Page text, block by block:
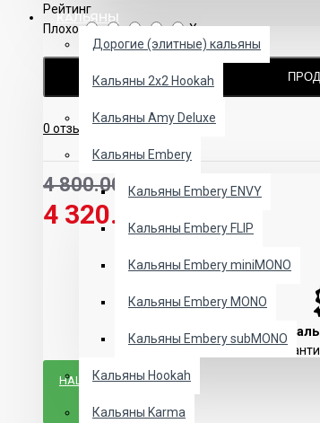
КАЛЬЯНЫ
Дорогие (элитные) кальяны
Кальяны 2х2 Hookah
Кальяны Amy Deluxe
Кальяны Embery
Кальяны Embery ENVY
Кальяны Embery FLIP
Кальяны Embery miniMONO
Кальяны Embery MONO
Кальяны Embery subMONO
Кальяны Hookah
Кальяны Karma
Рейтинг
Плохо
Хорошо
0 отзывов-Написать отзыв
4 800.00 UAH
4 320.00 UAH
НАШЛИ ДЕШЕВЛЕ?